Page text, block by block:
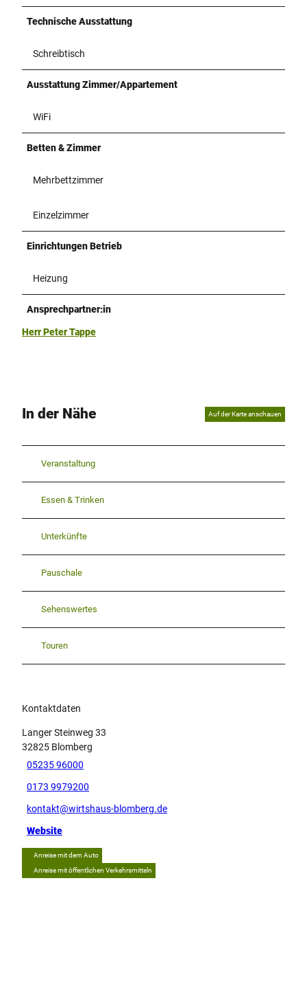
Technische Ausstattung
Schreibtisch
Ausstattung Zimmer/Appartement
WiFi
Betten & Zimmer
Mehrbettzimmer
Einzelzimmer
Einrichtungen Betrieb
Heizung
Ansprechpartner:in
Herr Peter Tappe
In der Nähe Auf der Karte anschauen
Veranstaltung
Essen & Trinken
Unterkünfte
Pauschale
Sehenswertes
Touren
Kontaktdaten
Langer Steinweg 33
32825 Blomberg
05235 96000
0173 9979200
kontakt@wirtshaus-blomberg.de
Website
Anreise mit dem Auto
Anreise mit öffentlichen Verkehrsmitteln